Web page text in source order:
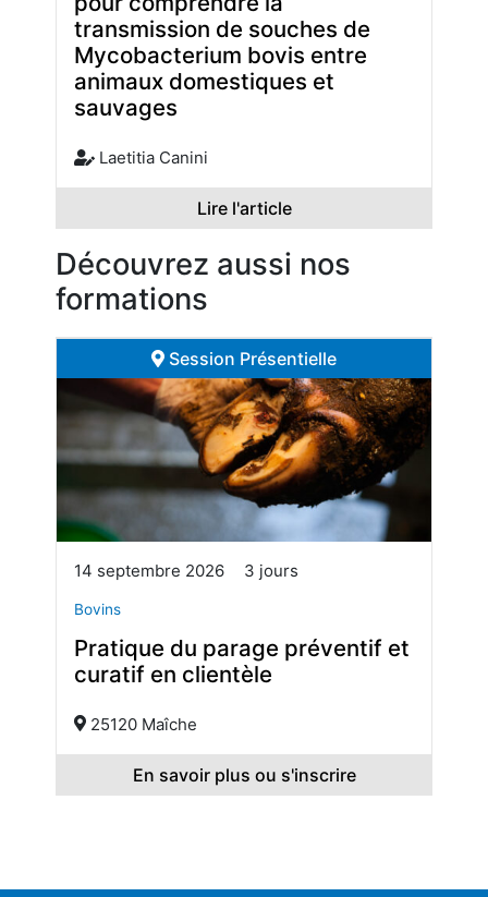
transmission de souches de
Mycobacterium bovis entre
animaux domestiques et
sauvages
Laetitia Canini
Lire l'article
Découvrez aussi nos
formations
Session Présentielle
14 septembre 2026 3 jours
Bovins
Pratique du parage préventif et
curatif en clientèle
25120 Maîche
En savoir plus ou s'inscrire